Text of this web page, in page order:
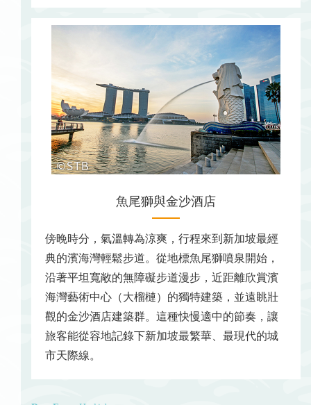
魚尾獅與金沙酒店
傍晚時分，氣溫轉為涼爽，行程來到新加坡最經
典的濱海灣輕鬆步道。從地標魚尾獅噴泉開始，
沿著平坦寬敞的無障礙步道漫步，近距離欣賞濱
海灣藝術中心（大榴槤）的獨特建築，並遠眺壯
觀的金沙酒店建築群。這種快慢適中的節奏，讓
旅客能從容地記錄下新加坡最繁華、最現代的城
市天際線。